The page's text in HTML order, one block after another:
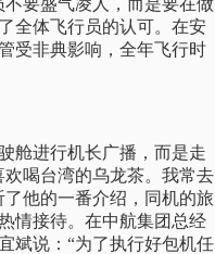
要盛气凌人，而是要在做
全体飞行员的认可。在安
受非典影响，全年飞行时
舱进行机长广播，而是走
喝台湾的乌龙茶。我常去
他的一番介绍，同机的旅
情接待。在中航集团总经
斌说：“为了执行好包机任